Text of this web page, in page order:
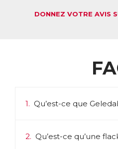
DONNEZ VOTRE AVIS
1. Qu’est-ce que
2. Qu’est-ce qu’une